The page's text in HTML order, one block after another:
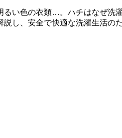
い色の衣類…。ハチはなぜ洗
し、安全で快適な洗濯生活の